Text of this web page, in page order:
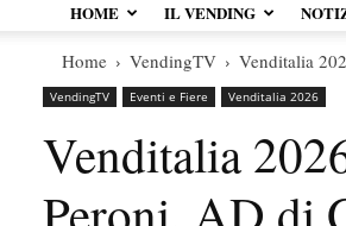
HOME IL VENDING
Home VendingTV Venditalia
VendingTV Eventi e Fiere Venditalia 2026
Venditalia